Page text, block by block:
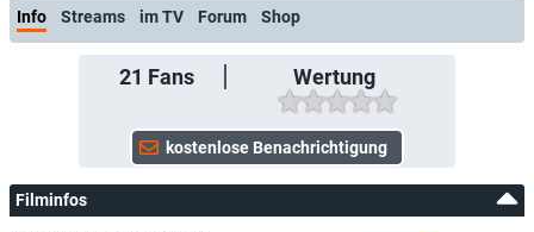
Info Streams im TV Forum Shop
21 Fans Wertung
Filminfos